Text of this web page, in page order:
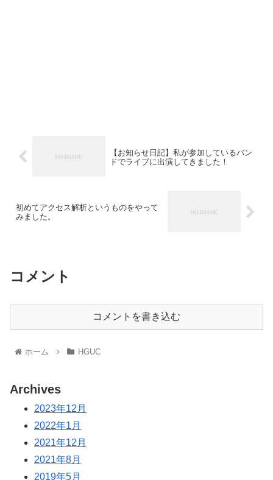
【お知らせ日記】私が参加しているバン
ドでライブに出演してきました！
初めてアクセス解析というものをやって
みました。
コメント
コメントを書き込む
ホーム HGUC
Archives
2023年12月
2022年1月
2021年12月
2021年8月
2019年5月